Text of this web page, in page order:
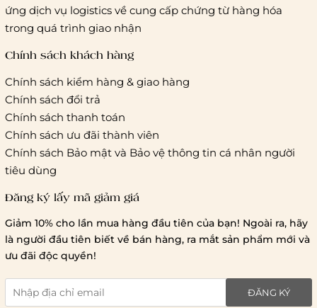
Hà Nội và các tỉnh thành khác:
Áp dụng theo bảng giá
cước của ĐVVC Vietelpost/ Giaohangtietkiem... và 1 số đối
tác vận chuyển khác
Thời gian giao hàng
Hồ Chí Minh:
Hà Nội và các tỉnh thành khá
Lưu ý chung về chính sách vận chuyển
1 triệu đồng
giao hàng trong ngày
giao hàng tiêu chuẩn
miễn phí ship
ứng dịch vụ logistics về cung cấp chứng từ hàng hóa
trong quá trình giao nhận
Chính sách khách hàng
Chính sách kiểm hàng & giao hàng
Chính sách đổi trả
Chính sách thanh toán
Chính sách ưu đãi thành viên
Chính sách Bảo mật và Bảo vệ thông tin cá nhân người
tiêu dùng
Đăng ký lấy mã giảm giá
Giảm 10% cho lần mua hàng đầu tiên của bạn! Ngoài ra, hãy
là người đầu tiên biết về bán hàng, ra mắt sản phẩm mới và
ưu đãi độc quyền!
ĐĂNG KÝ